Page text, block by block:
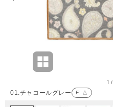
01.チャコールグレー F: △
1 /